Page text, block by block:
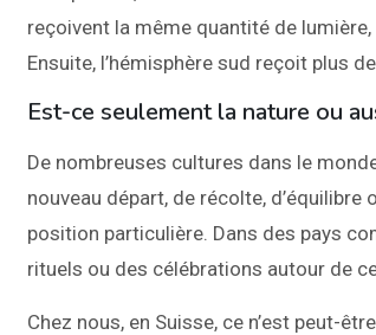
reçoivent la même quantité de lumière,
Ensuite, l’hémisphère sud reçoit plus
Est-ce seulement la nature ou
De nombreuses cultures dans le
nouveau départ, de récolte,
position particulière. Dans des pays
rituels ou des célébrations autour de
Chez nous, en Suisse, ce n’est peut-